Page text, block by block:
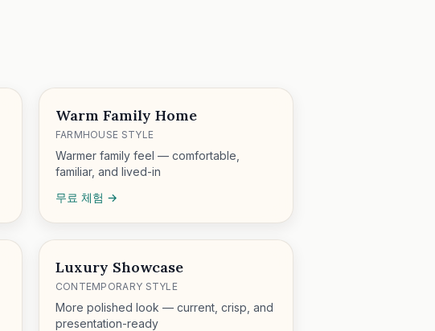
Warm Family Home
FARMHOUSE STYLE
Warmer family feel — comfortable,
familiar, and lived-in
무료 체험 →
Luxury Showcase
CONTEMPORARY STYLE
More polished look — current, crisp, and
presentation-ready